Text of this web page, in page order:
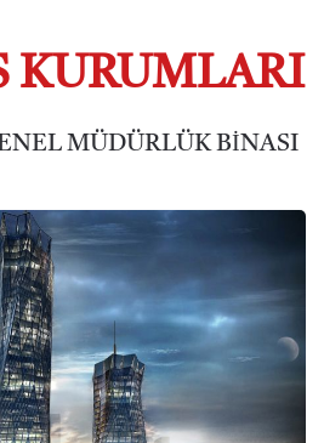
KURUMLARI
MÜDÜRLÜK BİNASI